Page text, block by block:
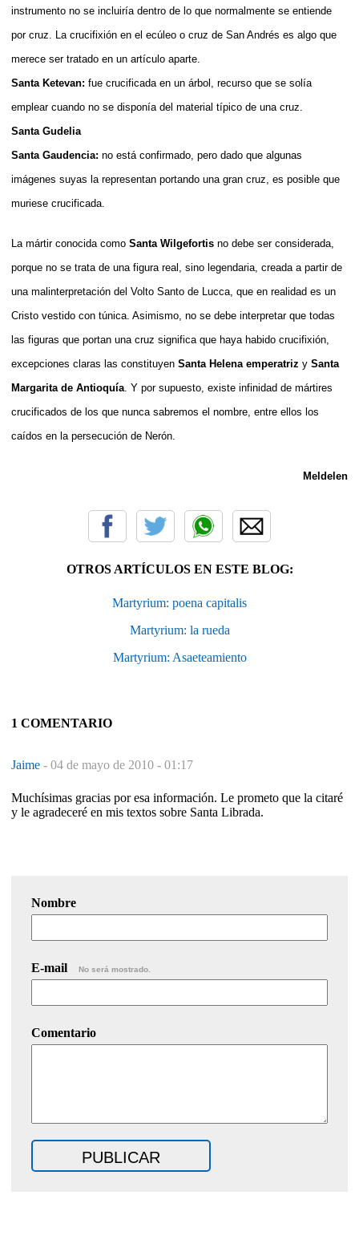
instrumento no se incluiría dentro de lo que normalmente se entiende
por cruz. La crucifixión en el ecúleo o cruz de San Andrés es algo que
merece ser tratado en un artículo aparte.
Santa Ketevan: fue crucificada en un árbol, recurso que se solía
emplear cuando no se disponía del material típico de una cruz.
Santa Gudelia
Santa Gaudencia: no está confirmado, pero dado que algunas
imágenes suyas la representan portando una gran cruz, es posible que
muriese crucificada.
La mártir conocida como Santa Wilgefortis no debe ser considerada,
porque no se trata de una figura real, sino legendaria, creada a partir de
una malinterpretación del Volto Santo de Lucca, que en realidad es un
Cristo vestido con túnica. Asimismo, no se debe interpretar que todas
las figuras que portan una cruz significa que haya habido crucifixión,
excepciones claras las constituyen Santa Helena emperatriz y Santa
Margarita de Antioquía . Y por supuesto, existe infinidad de mártires
crucificados de los que nunca sabremos el nombre, entre ellos los
caídos en la persecución de Nerón.
Meldelen
OTROS ARTÍCULOS EN ESTE BLOG:
Martyrium: poena capitalis
Martyrium: la rueda
Martyrium: Asaeteamiento
1 COMENTARIO
Jaime - 04 de mayo de 2010 - 01:17
Muchísimas gracias por esa información. Le prometo que la citaré
y le agradeceré en mis textos sobre Santa Librada.
Nombre
E-mail No será mostrado.
Comentario